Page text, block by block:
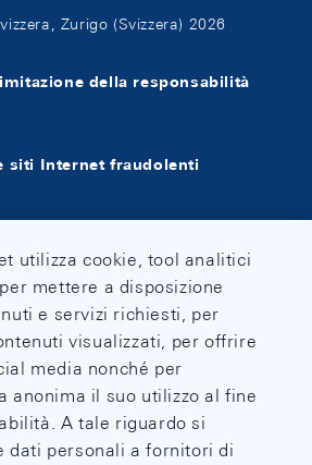
Zurigo (Svizzera) 2026
della responsabilità
siti Internet fraudolenti
utilizza cookie, tool analitici
mettere a disposizione
e servizi richiesti, per
visualizzati, per offrire
media nonché per
anonima il suo utilizzo al fine
A tale riguardo si
dati personali a fornitori di